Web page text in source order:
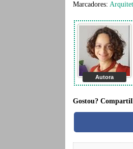
Marcadores:
Autora
Gostou?